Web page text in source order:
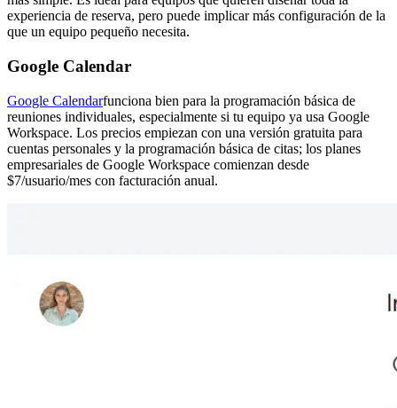
experiencia de reserva, pero puede implicar más configuración de la
que un equipo pequeño necesita.
Google Calendar
Google Calendarfunciona bien para la programación básica de
reuniones individuales, especialmente si tu equipo ya usa Google
Workspace. Los precios empiezan con una versión gratuita para
cuentas personales y la programación básica de citas; los planes
empresariales de Google Workspace comienzan desde
$7/usuario/mes con facturación anual.